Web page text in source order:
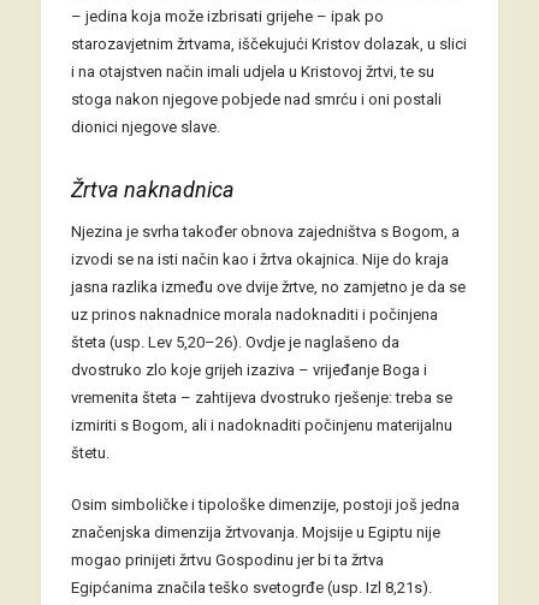
– jedina koja može izbrisati grijehe – ipak po
starozavjetnim žrtvama, iščekujući Kristov dolazak, u slici
i na otajstven način imali udjela u Kristovoj žrtvi, te su
stoga nakon njegove pobjede nad smrću i oni postali
dionici njegove slave.
Žrtva naknadnica
Njezina je svrha također obnova zajedništva s Bogom, a
izvodi se na isti način kao i žrtva okajnica. Nije do kraja
jasna razlika između ove dvije žrtve, no zamjetno je da se
uz prinos naknadnice morala nadoknaditi i počinjena
šteta (usp. Lev 5,20–26). Ovdje je naglašeno da
dvostruko zlo koje grijeh izaziva – vrijeđanje Boga i
vremenita šteta – zahtijeva dvostruko rješenje: treba se
izmiriti s Bogom, ali i nadoknaditi počinjenu materijalnu
štetu.
Osim simboličke i tipološke dimenzije, postoji još jedna
značenjska dimenzija žrtvovanja. Mojsije u Egiptu nije
mogao prinijeti žrtvu Gospodinu jer bi ta žrtva
Egipćanima značila teško svetogrđe (usp. Izl 8,21s).